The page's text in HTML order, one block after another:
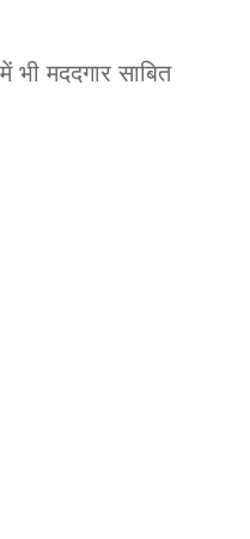
मददगार साबित